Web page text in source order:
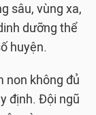
sâu, vùng xa,
dưỡng thể
huyện.
non không đủ
định. Đội ngũ